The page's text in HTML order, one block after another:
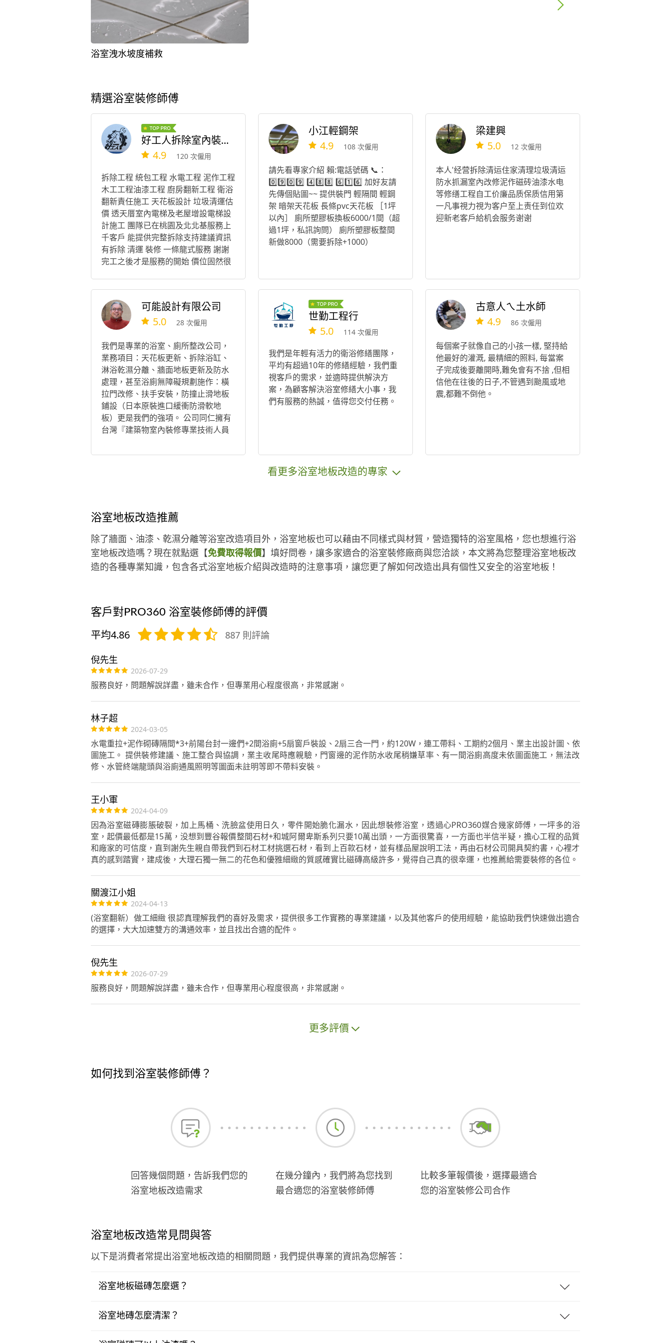
浴室洩水坡度補救
精選浴室裝修師傅
好工人拆除室內裝修興業
4.9 120 次僱用
拆除工程 統包工程 水電工程 泥作工程
木工工程油漆工程 廚房翻新工程 衛浴
翻新責任施工 天花板設計 垃圾清運估
價 透天厝室內電梯及老屋增設電梯設
計施工 團隊已在桃園及北北基服務上
千客戶 能提供完整拆除支持建議資訊
有拆除 清運 裝修 一條龍式服務 謝謝
完工之後才是服務的開始 價位固然很
小江輕鋼架
4.9 108 次僱用
請先看專家介紹 賴:電話號碼 📞：
0️⃣9️⃣0️⃣9️⃣ 4️⃣8️⃣8️⃣ 6️⃣1️⃣6️⃣ 加好友請
先傳個貼圖~~ 提供裝門 輕隔間 輕鋼
架 暗架天花板 長條pvc天花板 ［1坪
以內］ 廁所塑膠板換板6000/1間（超
過1坪，私訊詢問） 廁所塑膠板整間
新做8000（需要拆除+1000）
梁建興
5.0 12 次僱用
本人'经营拆除清运住家清理垃圾清运
防水抓漏室內改修泥作磁砖油漆水电
等修缮工程自工价廉品质保质信用第
一凡事視力視为客户至上责任到位欢
迎新老客戶給机会服务谢谢
可能設計有限公司
5.0 28 次僱用
我們是專業的浴室、廁所整改公司，
業務項目：天花板更新、拆除浴缸、
淋浴乾濕分離、牆面地板更新及防水
處理，甚至浴廁無障礙規劃施作：橫
拉門改修、扶手安裝，防撞止滑地板
鋪設（日本原裝進口緩衝防滑軟地
板）更是我們的強項。 公司同仁擁有
台灣『建築物室內裝修專業技術人員
及日本『福祉住環境整合師二級』等
具及居家無障礙環境改善購置服務之
特約廠商。 無障礙浴廁空間規劃特
色： 1.拆除浴缸、防水工程處理、修
補重貼牆面及地面磁磚：2-３天 2.安
裝扶手：半天 3.鋪設防撞止滑地板：
原有的磁磚地板不需拆除，半天即可
世勤工程行
5.0 114 次僱用
我們是年輕有活力的衛浴修繕團隊，
平均有超過10年的修繕經驗，我們重
視客戶的需求，並適時提供解決方
案，為顧客解決浴室修繕大小事，我
們有服務的熱誠，值得您交付任務。
古意人ㄟ土水師
4.9 86 次僱用
每個案子就像自己的小孩一樣, 堅持給
他最好的灌溉, 最精細的照料, 每當案
子完成後要離開時,難免會有不捨 ,但相
信他在往後的日子,不管遇到颱風或地
震,都難不倒他。
看更多浴室地板改造的專家
浴室地板改造推薦
除了牆面、油漆、乾濕分離等浴室改造項目外，浴室地板也可以藉由不同樣式與材質，營造獨特的浴室風格，您也想進行浴
室地板改造嗎？現在就點選【免費取得報價】填好問卷，讓多家適合的浴室裝修廠商與您洽談，本文將為您整理浴室地板改
造的各種專業知識，包含各式浴室地板介紹與改造時的注意事項，讓您更了解如何改造出具有個性又安全的浴室地板！
客戶對PRO360 浴室裝修師傅的評價
平均4.86 887 則評論
倪先生
2026-07-29
服務良好，問題解說詳盡，雖未合作，但專業用心程度很高，非常感謝。
林子超
2024-03-05
水電重拉+泥作砌磚隔間*3+前陽台封一邊們+2間浴廁+5扇窗戶裝設、2扇三合一門，約120W，連工帶料、工期約2個月、業主出設計圖、依
圖施工。 提供裝修建議、施工整合與協調，業主收尾時應親驗，門窗邊的泥作防水收尾稍嫌草率、有一間浴廁高度未依圖面施工，無法改
修、水管終端龍頭與浴廁通風照明等圖面未註明等即不帶料安裝。
王小軍
2024-04-09
因為浴室磁磚膨脹破裂，加上馬桶、洗臉盆使用日久，零件開始脆化漏水，因此想裝修浴室，透過心PRO360媒合幾家師傅，一坪多的浴
室，起價最低都是15萬，没想到豐谷報價整間石材+和城阿爾卑斯系列只要10萬出頭，一方面很驚喜，一方面也半信半疑，擔心工程的品質
和廠家的可信度，直到謝先生親自帶我們到石材工材挑選石材，看到上百款石材，並有樣品屋說明工法，再由石材公司開具契約書，心裡才
真的感到踏實，建成後，大理石獨一無二的花色和優雅細緻的質感確實比磁磚高級許多，覺得自己真的很幸運，也推薦給需要裝修的各位。
關渡江小姐
2024-04-13
(浴室翻新）做工細緻 很認真理解我們的喜好及需求，提供很多工作實務的專業建議，以及其他客戶的使用經驗，能協助我們快速做出適合
的選擇，大大加速雙方的溝通效率，並且找出合適的配件。
倪先生
2026-07-29
服務良好，問題解說詳盡，雖未合作，但專業用心程度很高，非常感謝。
更多評價
如何找到浴室裝修師傅？
回答幾個問題，告訴我們您的
浴室地板改造需求
在幾分鐘內，我們將為您找到
最合適您的浴室裝修師傅
比較多筆報價後，選擇最適合
您的浴室裝修公司合作
浴室地板改造常見問與答
以下是消費者常提出浴室地板改造的相關問題，我們提供專業的資訊為您解答：
浴室地板磁磚怎麼選？
浴室地磚怎麼清潔？